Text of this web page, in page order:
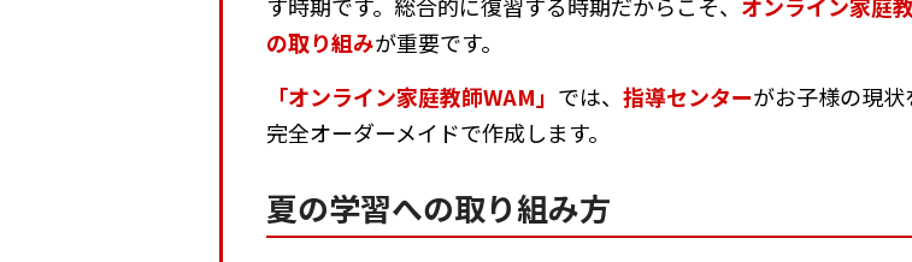
の取り組みが重要です。
「オンライン家庭教師WAM」 では、 指導センターがお子様の現
完全オーダーメイドで作成します。
夏の学習への取り組み方